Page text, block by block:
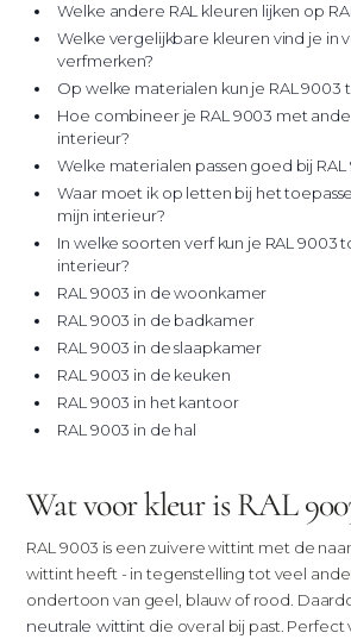
Welke andere RAL kleuren lijken op
Welke vergelijkbare kleuren vind je in
verfmerken?
Op welke materialen kun je RAL 9003
Hoe combineer je RAL 9003 met
interieur?
Welke materialen passen goed bij RAL
Waar moet ik op letten bij het
mijn interieur?
In welke soorten verf kun je RAL 9003
interieur?
RAL 9003 in de woonkamer
RAL 9003 in de badkamer
RAL 9003 in de slaapkamer
RAL 9003 in de keuken
RAL 9003 in het kantoor
RAL 9003 in de hal
Wat voor kleur is RAL
RAL 9003 is een zuivere wittint met de
wittint heeft - in tegenstelling tot veel
ondertoon van geel, blauw of rood.
neutrale wittint die overal bij past. Perfect